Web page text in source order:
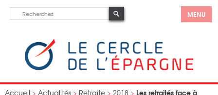
MENU
Accueil > Actualités > Retraite > 2018 > Les retraités face à